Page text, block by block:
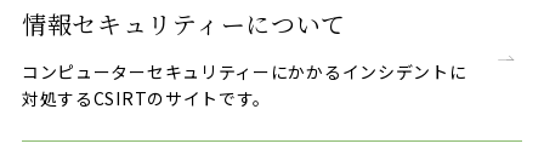
情報セキュリティーについて
コンピューターセキュリティーにかかるインシデントに
対処するCSIRTのサイトです。